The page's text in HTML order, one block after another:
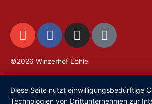
E
n
e
l
o
F
a
e
b
o
I
n
t
a
g
T
i
o
k
©2026 Winzerhof Löhle
Diese Seite nutzt einwilligungsbedürftige
Technologien von Drittunternehmen zur